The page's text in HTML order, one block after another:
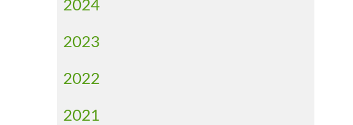
2024
2023
2022
2021